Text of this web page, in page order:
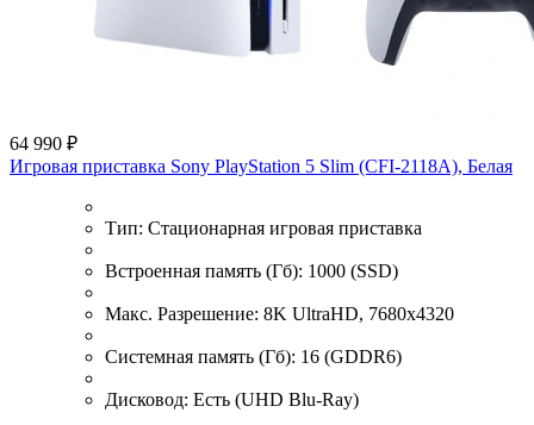
64 990 ₽
Игровая приставка Sony PlayStation 5 Slim (CFI-2118A), Белая
Тип: Стационарная игровая приставка
Встроенная память (Гб): 1000 (SSD)
Макс. Разрешение: 8K UltraHD, 7680x4320
Системная память (Гб): 16 (GDDR6)
Дисковод: Есть (UHD Blu-Ray)